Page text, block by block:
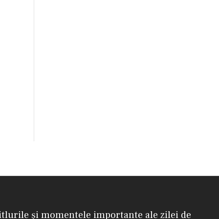
și momentele importante ale zilei de